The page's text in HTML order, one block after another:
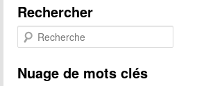
Rechercher
e
h
Nuage de mots clés